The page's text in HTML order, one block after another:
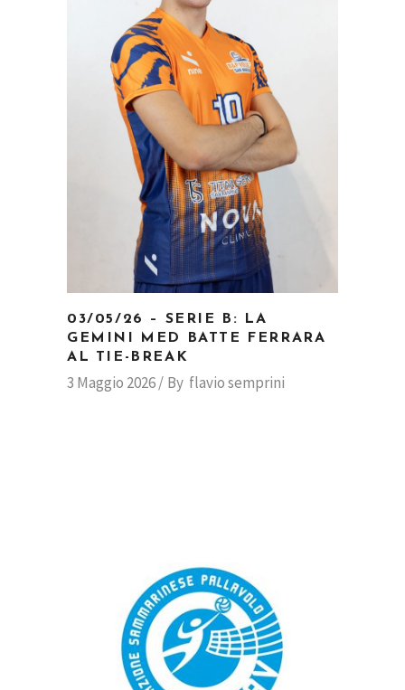
03/05/26 – SERIE B: LA
GEMINI MED BATTE FERRARA
AL TIE-BREAK
3 Maggio 2026 By flavio semprini